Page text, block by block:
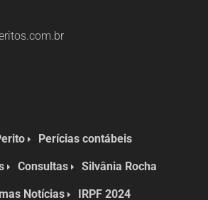
Perícias contábeis
Consultas Silvânia Rocha
Notícias IRPF 2024